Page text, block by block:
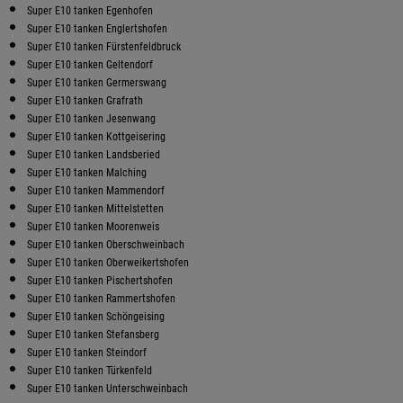
Super E10 tanken Egenhofen
Super E10 tanken Englertshofen
Super E10 tanken Fürstenfeldbruck
Super E10 tanken Geltendorf
Super E10 tanken Germerswang
Super E10 tanken Grafrath
Super E10 tanken Jesenwang
Super E10 tanken Kottgeisering
Super E10 tanken Landsberied
Super E10 tanken Malching
Super E10 tanken Mammendorf
Super E10 tanken Mittelstetten
Super E10 tanken Moorenweis
Super E10 tanken Oberschweinbach
Super E10 tanken Oberweikertshofen
Super E10 tanken Pischertshofen
Super E10 tanken Rammertshofen
Super E10 tanken Schöngeising
Super E10 tanken Stefansberg
Super E10 tanken Steindorf
Super E10 tanken Türkenfeld
Super E10 tanken Unterschweinbach